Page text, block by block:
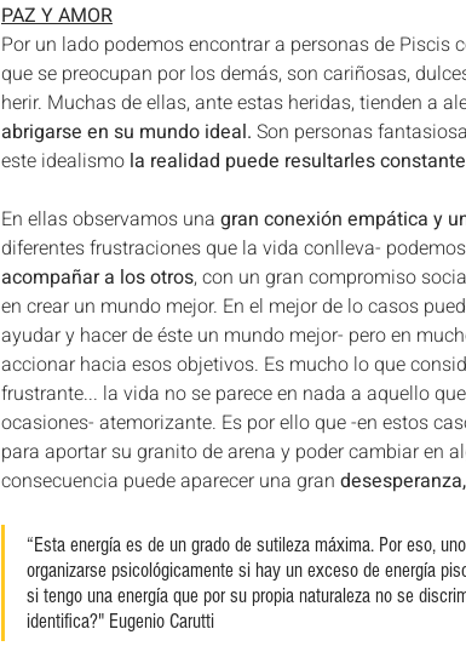
PAZ Y AMOR
Por un lado podemos encontrar a personas de Piscis
que se preocupan por los demás, son cariñosas,
herir. Muchas de ellas, ante estas heridas, tienden a
abrigarse en su mundo ideal. Son personas
este idealismo la realidad puede resultarles
En ellas observamos una gran conexión empática y
diferentes frustraciones que la vida conlleva-
acompañar a los otros, con un gran compromiso
en crear un mundo mejor. En el mejor de lo casos
ayudar y hacer de éste un mundo mejor- pero en
accionar hacia esos objetivos. Es mucho lo que
frustrante... la vida no se parece en nada a aquello
ocasiones- atemorizante. Es por ello que -en estos
para aportar su granito de arena y poder cambiar en
consecuencia puede aparecer una gran
“Esta energía es de un grado de sutileza máxima. Por eso,
organizarse psicológicamente si hay un exceso de energía
si tengo una energía que por su propia naturaleza no se
identifica?" Eugenio Carutti